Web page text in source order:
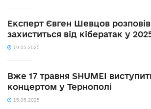
Експерт Євген Шевцов
захиститься від кібератак у
19.05.2025
Вже 17 травня SHUMEI
концертом у Тернополі
15.05.2025